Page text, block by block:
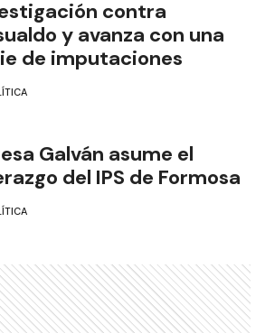
contra
y avanza con una
de imputaciones
Galván asume el
del IPS de Formosa